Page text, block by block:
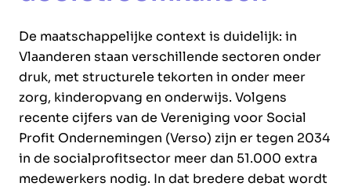
De maatschappelijke context is duidelijk: in
Vlaanderen staan verschillende sectoren onder
druk, met structurele tekorten in onder meer
zorg, kinderopvang en onderwijs. Volgens
recente cijfers van de Vereniging voor Social
Profit Ondernemingen (Verso) zijn er tegen 2034
in de socialprofitsector meer dan 51.000 extra
medewerkers nodig. In dat bredere debat wordt